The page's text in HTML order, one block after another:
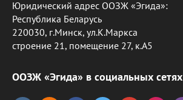
Юридический адрес ООЗЖ «Эгида»:
Республика Беларусь
220030, г.Минск, ул.К.Маркса
строение 21, помещение 27, к.А5
ООЗЖ «Эгида» в социальных сетях